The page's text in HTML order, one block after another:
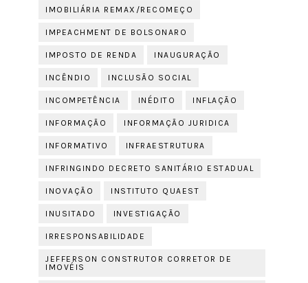
IMOBILIÁRIA REMAX/RECOMEÇO
IMPEACHMENT DE BOLSONARO
IMPOSTO DE RENDA INAUGURAÇÃO
INCÊNDIO INCLUSÃO SOCIAL
INCOMPETÊNCIA INÉDITO INFLAÇÃO
INFORMAÇÃO INFORMAÇÃO JURIDICA
INFORMATIVO INFRAESTRUTURA
INFRINGINDO DECRETO SANITÁRIO ESTADUAL
INOVAÇÃO INSTITUTO QUAEST
INUSITADO INVESTIGAÇÃO
IRRESPONSABILIDADE
JEFFERSON CONSTRUTOR CORRETOR DE
IMOVÉIS